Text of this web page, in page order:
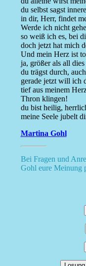
du selbst sagst
in dir, Herr, findet
Werde ich nicht
so weiß ich es, bei
doch jetzt hat mich
Und mein Herz ist
ja, größer als all
du trägst durch,
gerade jetzt will ich
tief aus meinem
Thron klingen!
du bist heilig,
meine Seele jubelt
Martina Gohl
Bei Fragen und
Gohl eure Meinung